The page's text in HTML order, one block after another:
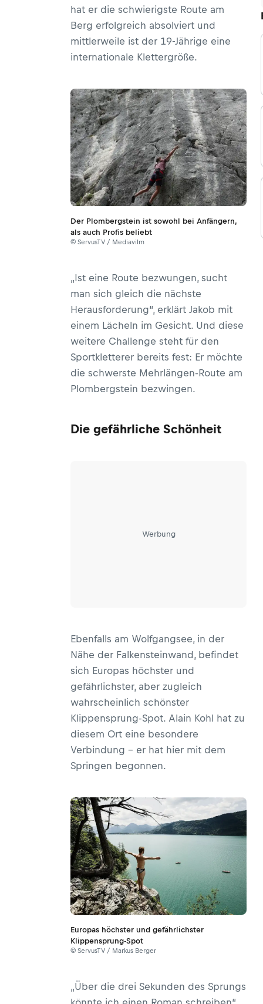
hat er die schwierigste Route am
Berg erfolgreich absolviert und
mittlerweile ist der 19-Jährige eine
internationale Klettergröße.
Der Plombergstein ist sowohl bei Anfängern,
als auch Profis beliebt
© ServusTV / Mediavilm
„Ist eine Route bezwungen, sucht
man sich gleich die nächste
Herausforderung“, erklärt Jakob mit
einem Lächeln im Gesicht. Und diese
weitere Challenge steht für den
Sportkletterer bereits fest: Er möchte
die schwerste Mehrlängen-Route am
Plombergstein bezwingen.
Die gefährliche Schönheit
Werbung
Ebenfalls am Wolfgangsee, in der
Nähe der Falkensteinwand, befindet
sich Europas höchster und
gefährlichster, aber zugleich
wahrscheinlich schönster
Klippensprung-Spot. Alain Kohl hat zu
diesem Ort eine besondere
Verbindung – er hat hier mit dem
Springen begonnen.
Europas höchster und gefährlichster
Klippensprung-Spot
© ServusTV / Markus Berger
„Über die drei Sekunden des Sprungs